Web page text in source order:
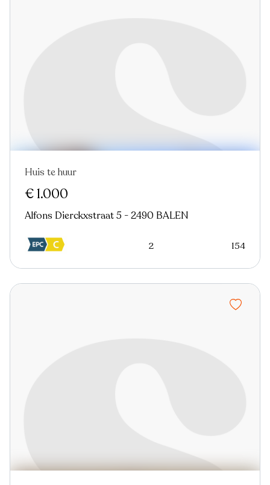
Nieuw
Huis te huur
€ 1.000
Alfons Dierckxstraat 5 - 2490 BALEN
2 154